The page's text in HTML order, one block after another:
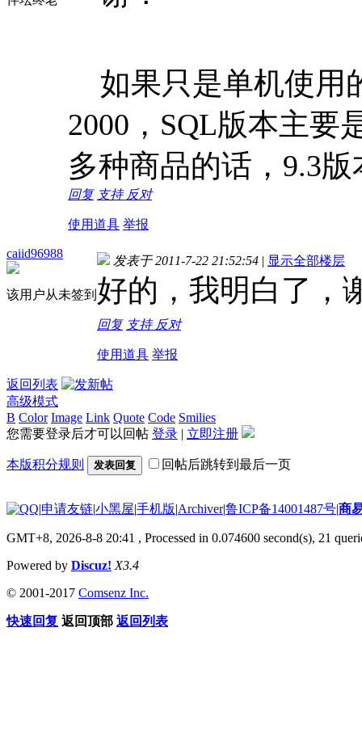
如果只是单机使用
2000，SQL版本主要
多种商品的话，9.3
回复 支持 反对
使用道具 举报
caiid96988
该用户从未签到
发表于 2011-7-22 21:52:54 | 显示全部楼层
好的，我明白了，
回复 支持 反对
使用道具 举报
返回列表
高级模式
B Color Image Link Quote Code Smilies
您需要登录后才可以回帖 登录 | 立即注册
本版积分规则 发表回复 回帖后跳转到最后一页
|申请友链|小黑屋|手机版|Archiver|鲁ICP备14001487号|商
GMT+8, 2026-8-8 20:41 , Processed in 0.074600 second(s), 21
Powered by Discuz! X3.4
© 2001-2017 Comsenz Inc.
快速回复 返回顶部 返回列表